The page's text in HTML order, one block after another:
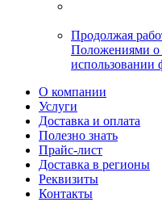
Продолжая
Положениями о
использовании
О компании
Услуги
Доставка и оплата
Полезно знать
Прайс-лист
Доставка в регионы
Реквизиты
Контакты